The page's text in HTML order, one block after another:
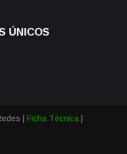
ÚNICOS
| Ficha Técnica